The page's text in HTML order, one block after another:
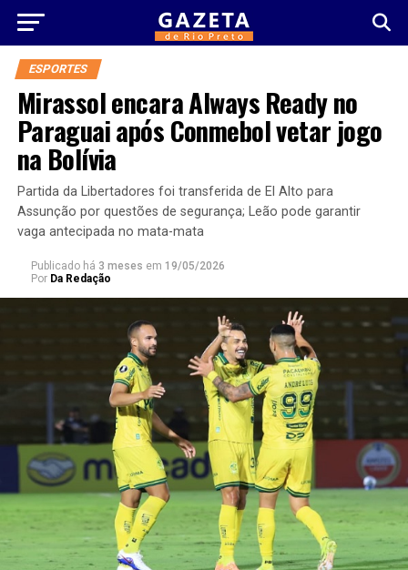
ESPORTES
Mirassol encara Always Ready no
Paraguai após Conmebol vetar jogo
na Bolívia
Partida da Libertadores foi transferida de El Alto para
Assunção por questões de segurança; Leão pode garantir
vaga antecipada no mata-mata
Publicado há 3 meses em 19/05/2026
Por Da Redação